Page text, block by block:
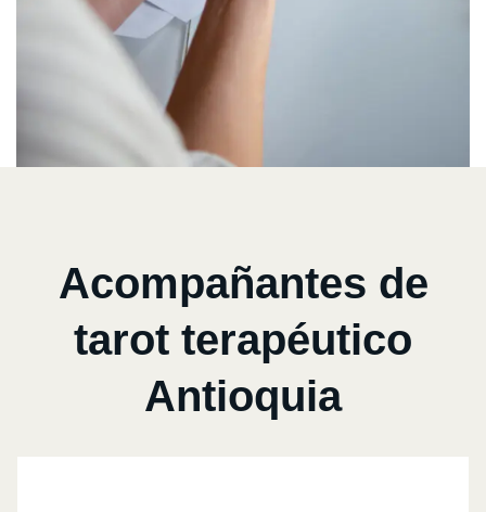
Acompañantes de
tarot terapéutico
Antioquia